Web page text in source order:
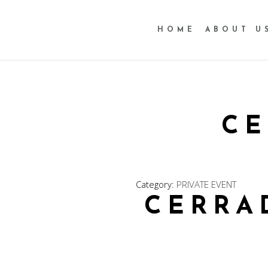
HOME ABOUT US
Category: PRIVATE EVENT